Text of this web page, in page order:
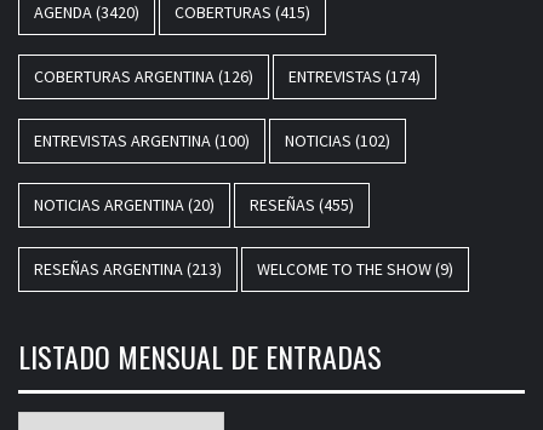
AGENDA(3420) COBERTURAS (415)
COBERTURAS ARGENTINA(126) ENTREVISTAS (174)
ENTREVISTAS ARGENTINA(100) NOTICIAS (102)
NOTICIAS ARGENTINA(20) RESEÑAS (455)
RESEÑAS ARGENTINA(213) WELCOME TO THE SHOW(9)
LISTADO MENSUAL DE ENTRADAS